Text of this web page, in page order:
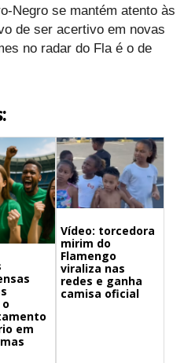
Negro se mantém atento às
de ser acertivo em novas
no radar do Fla é o de
em
Vídeo: torcedora
mirim do
Flamengo
viraliza nas
redes e ganha
camisa oficial